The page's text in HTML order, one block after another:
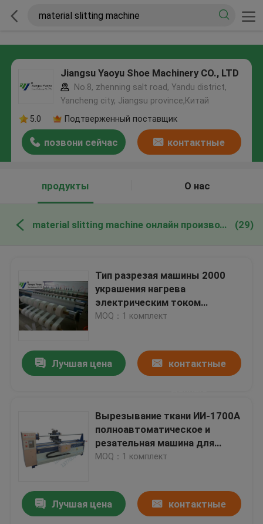
Jiangsu Yaoyu Shoe Machinery CO., LTD
No.8, zhenning salt road, Yandu district,
Yancheng city, Jiangsu province,Китай
5.0
Подтверженный поставщик
позвони сейчас контактные
продукты
О нас
material slitting machine онлайн производство (29)
Тип разрезая машины 2000
украшения нагрева
электрическим током
материальный для химической
MOQ：1 комплект
Лучшая цена контактные
Вырезывание ткани ИИ-1700А
полноавтоматическое и
резательная машина для
тканей Биндинг машины
MOQ：1 комплект
Лучшая цена контактные